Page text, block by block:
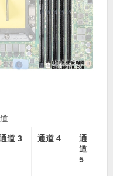
道 3 通道 4
通
道
5